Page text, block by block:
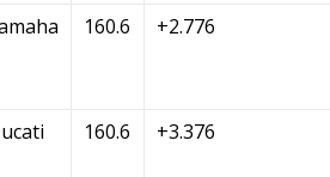
160.6 +2.776
160.6 +3.376